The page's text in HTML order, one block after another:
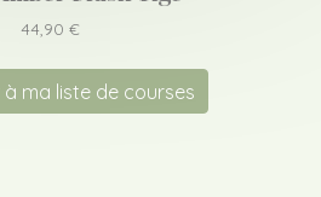
44,90 €
ma liste de courses